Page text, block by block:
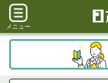
メニュー